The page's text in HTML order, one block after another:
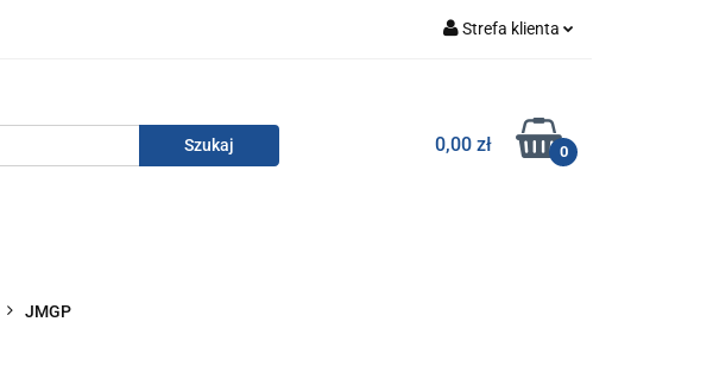
Strefa klienta
Zarejestruj się
Dodaj zgłoszenie
0,00 zł 0
DYSTRYBUTOR SMC
JMGP